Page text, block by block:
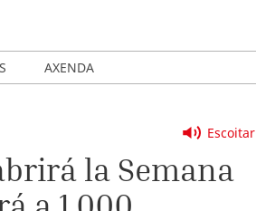
AXENDA
Escoitar
la Semana